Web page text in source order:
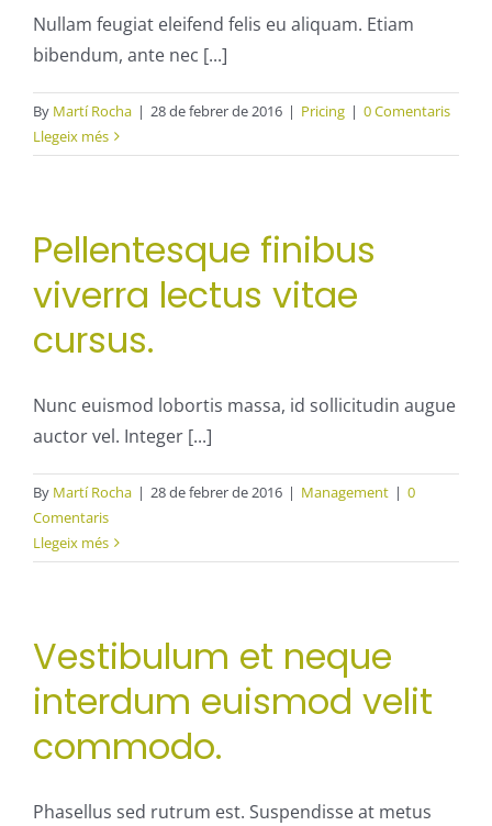
Nullam feugiat eleifend felis eu aliquam. Etiam
bibendum, ante nec [...]
By Martí Rocha | 28 de febrer de 2016 | Pricing | 0 Comentaris
Llegeix més
Pellentesque finibus
viverra lectus vitae
cursus.
Nunc euismod lobortis massa, id sollicitudin augue
auctor vel. Integer [...]
By Martí Rocha | 28 de febrer de 2016 | Management | 0
Comentaris
Llegeix més
Vestibulum et neque
interdum euismod velit
commodo.
Phasellus sed rutrum est. Suspendisse at metus